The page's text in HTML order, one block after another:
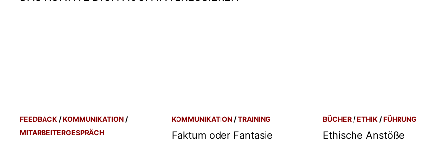
FEEDBACK/KOMMUNIKATION/
MITARBEITERGESPRÄCH
KOMMUNIKATION/TRAINING
Faktum oder Fantasie
BÜCHER/ETHIK/FÜHRUNG
Ethische Anstöße